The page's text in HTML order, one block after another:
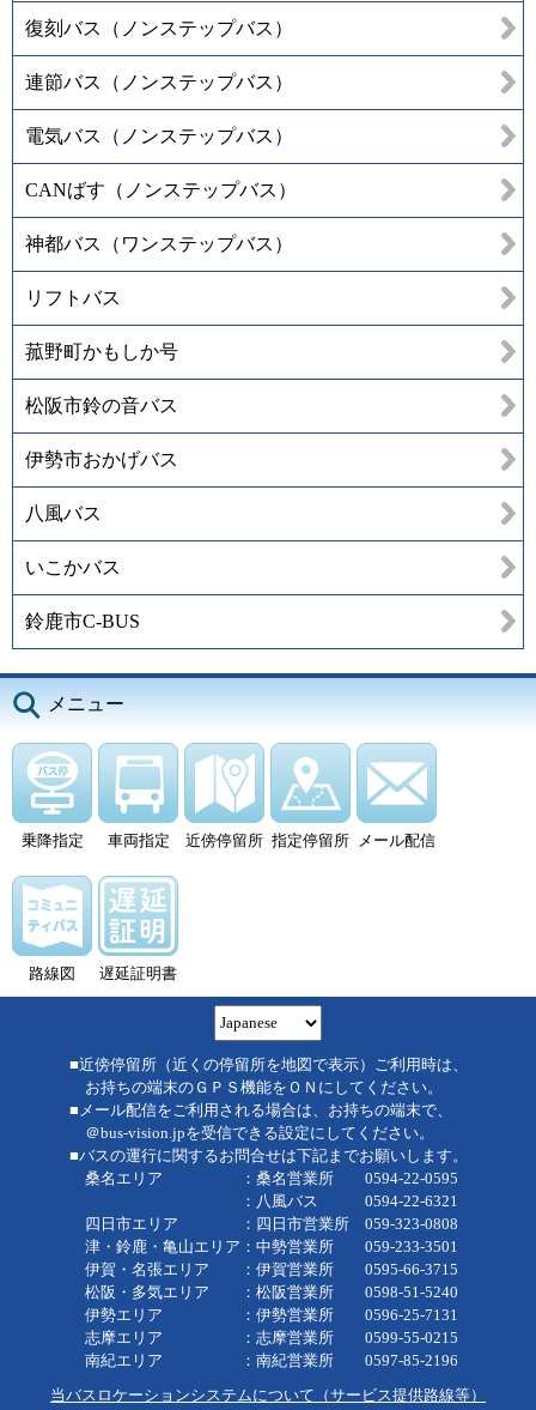
復刻バス（ノンステップバス）
連節バス（ノンステップバス）
電気バス（ノンステップバス）
CANばす（ノンステップバス）
神都バス（ワンステップバス）
リフトバス
菰野町かもしか号
松阪市鈴の音バス
伊勢市おかげバス
八風バス
いこかバス
鈴鹿市C-BUS
メニュー
乗降指定 車両指定 近傍停留所 指定停留所 メール配信
路線図 遅延証明書
■近傍停留所（近くの停留所を地図で表示）ご利用時は、
お持ちの端末のＧＰＳ機能をＯＮにしてください。
■メール配信をご利用される場合は、お持ちの端末で、
＠bus-vision.jpを受信できる設定にしてください。
■バスの運行に関するお問合せは下記までお願いします。
桑名エリア ：桑名営業所 0594-22-0595
：八風バス 0594-22-6321
四日市エリア ：四日市営業所 059-323-0808
津・鈴鹿・亀山エリア：中勢営業所 059-233-3501
伊賀・名張エリア ：伊賀営業所 0595-66-3715
松阪・多気エリア ：松阪営業所 0598-51-5240
伊勢エリア ：伊勢営業所 0596-25-7131
志摩エリア ：志摩営業所 0599-55-0215
南紀エリア ：南紀営業所 0597-85-2196
当バスロケーションシステムについて（サービス提供路線等）